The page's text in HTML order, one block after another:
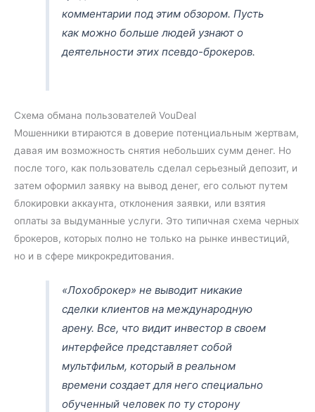
комментарии под этим обзором. Пусть
как можно больше людей узнают о
деятельности этих псевдо-брокеров.
Схема обмана пользователей VouDeal
Мошенники втираются в доверие потенциальным жертвам,
давая им возможность снятия небольших сумм денег. Но
после того, как пользователь сделал серьезный депозит, и
затем оформил заявку на вывод денег, его сольют путем
блокировки аккаунта, отклонения заявки, или взятия
оплаты за выдуманные услуги. Это типичная схема черных
брокеров, которых полно не только на рынке инвестиций,
но и в сфере микрокредитования.
«Лохоброкер» не выводит никакие
сделки клиентов на международную
арену. Все, что видит инвестор в своем
интерфейсе представляет собой
мультфильм, который в реальном
времени создает для него специально
обученный человек по ту сторону